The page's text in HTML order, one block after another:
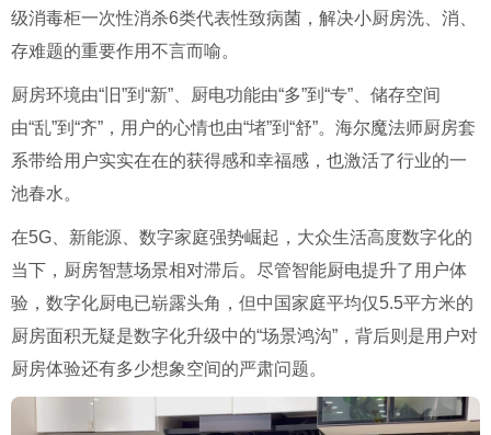
级消毒柜一次性消杀6类代表性致病菌，解决小厨房洗、消、
存难题的重要作用不言而喻。
厨房环境由“旧”到“新”、厨电功能由“多”到“专”、储存空间
由“乱”到“齐”，用户的心情也由“堵”到“舒”。海尔魔法师厨房套
系带给用户实实在在的获得感和幸福感，也激活了行业的一
池春水。
在5G、新能源、数字家庭强势崛起，大众生活高度数字化的
当下，厨房智慧场景相对滞后。尽管智能厨电提升了用户体
验，数字化厨电已崭露头角，但中国家庭平均仅5.5平方米的
厨房面积无疑是数字化升级中的“场景鸿沟”，背后则是用户对
厨房体验还有多少想象空间的严肃问题。